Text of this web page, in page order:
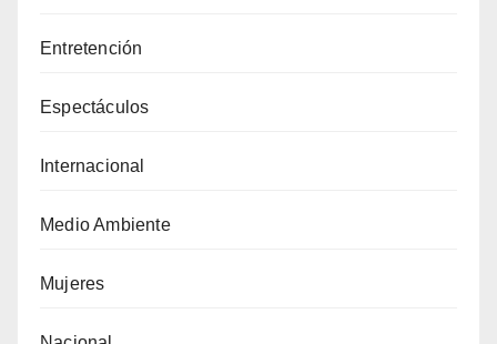
Entretención
Espectáculos
Internacional
Medio Ambiente
Mujeres